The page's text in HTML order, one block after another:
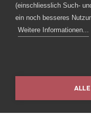
(einschliesslich Such-
ein noch besseres
Weitere Informationen...
ALLE
Begeben Sie sich
unsere